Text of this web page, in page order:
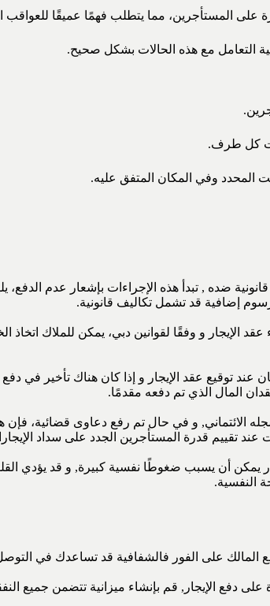
المستأجرين، مما يتطلب فهمًا عميقًا للعواقب
التعامل مع هذه الحالات بشكل صحيح.
كل طرف.
المحدد وفي المكان المتفق عليه.
قانونية ضده , تبدأ هذه الإجراءات بإشعار عدم
إضافية قد تشمل تكاليف قانونية.
عقد الإيجار و وفقًا لقوانين دبي، يمكن للملاك
توقيع عقد الإيجار و إذا كان هناك تأخير في
المال الذي تم دفعه مقدمًا.
الائتماني, و في حال تم رفع دعاوى قضائية،
تقييم قدرة المستأجرين الجدد على سداد
يمكن أن يسبب ضغوطًا نفسية كبيرة, و قد يؤدي
النفسية.
المالك على الفور فالشفافية قد تساعدك في
دفع الإيجار, قم بإنشاء ميزانية تتضمن جميع